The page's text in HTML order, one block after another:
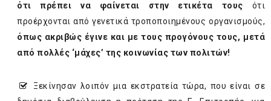
ότι πρέπει να φαίνεται στην ετικέτα τους ότι
προέρχονται από γενετικά τροποποιημένους οργανισμούς,
όπως ακριβώς έγινε και με τους προγόνους τους, μετά
από πολλές ‘μάχες’ της κοινωνίας των πολιτών!
Ξεκίνησαν λοιπόν μια εκστρατεία τώρα, που είναι σε